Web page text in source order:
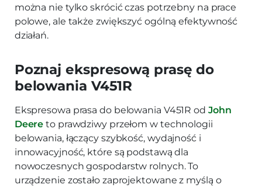
można nie tylko skrócić czas potrzebny na prace
polowe, ale także zwiększyć ogólną efektywność
działań.
Poznaj ekspresową prasę do
belowania V451R
Ekspresowa prasa do belowania V451R od John
Deere to prawdziwy przełom w technologii
belowania, łączący szybkość, wydajność i
innowacyjność, które są podstawą dla
nowoczesnych gospodarstw rolnych. To
urządzenie zostało zaprojektowane z myślą o